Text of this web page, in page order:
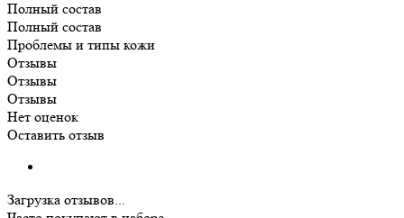
Полный состав
Полный состав
Проблемы и типы кожи
Отзывы
Отзывы
Отзывы
Нет оценок
Оставить отзыв
Загрузка отзывов...